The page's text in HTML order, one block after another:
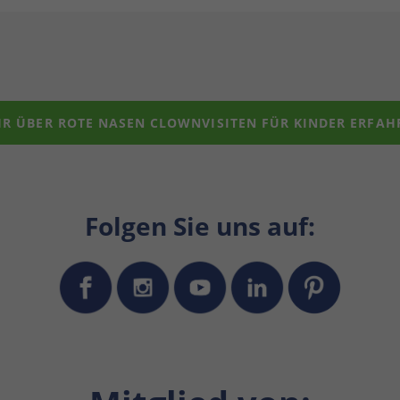
ÜBER ROTE NASEN CLOWNVISITEN FÜR KINDER
Folgen Sie uns auf: